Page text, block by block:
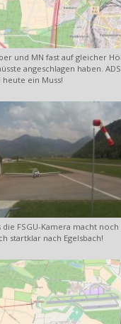
und MN fast auf gleicher
angeschlagen haben.
heute ein Muss!
die FSGU-Kamera macht
startklar nach Egelsbach!